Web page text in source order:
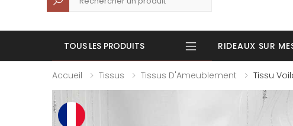
TOUS LES PRODUITS RIDEAUX SUR
Accueil Tissus Tissus D'Ameublement Tissu